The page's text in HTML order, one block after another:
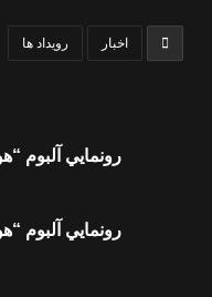
اخبار رویداد ها
رونمايي آلبوم
رونمايي آلبوم